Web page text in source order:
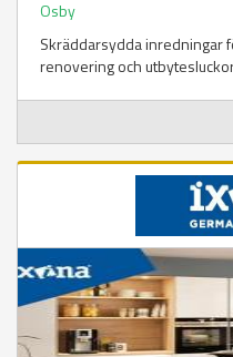
Osby
Skräddarsydda inredningar
renovering och